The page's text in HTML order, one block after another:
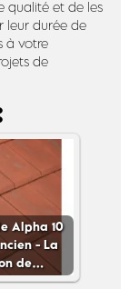
qualité et de les
leur durée de
à votre
de
Alpha 10
- La
de…